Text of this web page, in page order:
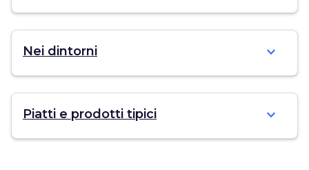
Nei dintorni expand_more
Piatti e prodotti tipici expand_more